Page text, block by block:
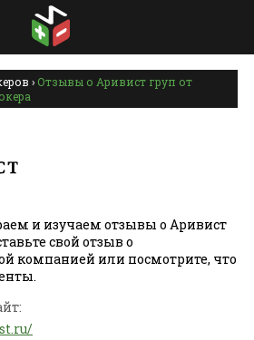
› Отзывы о Аривист груп от
и изучаем отзывы о Аривист
свой отзыв о
компанией или посмотрите, что